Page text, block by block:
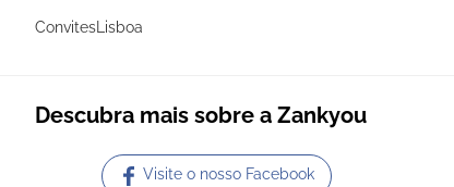
ConvitesLisboa
Descubra mais sobre a Zankyou
Visite o nosso Facebook